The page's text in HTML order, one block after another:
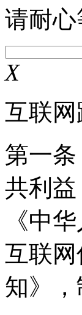
请耐心
X
互联
第一
共利
《中
互联
知》，